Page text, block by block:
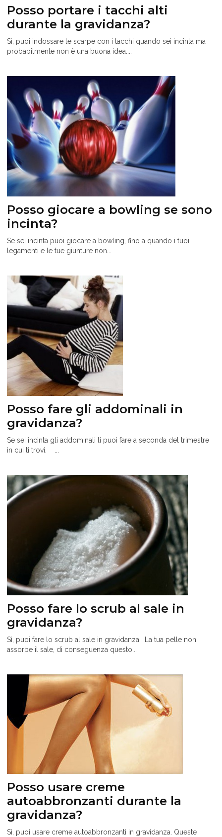
Posso portare i tacchi alti
durante la gravidanza?
Sì, puoi indossare le scarpe con i tacchi quando sei incinta ma
probabilmente non è una buona idea....
Posso giocare a bowling se sono
incinta?
Se sei incinta puoi giocare a bowling, fino a quando i tuoi
legamenti e le tue giunture non...
Posso fare gli addominali in
gravidanza?
Se sei incinta gli addominali li puoi fare a seconda del trimestre
in cui ti trovi. ...
Posso fare lo scrub al sale in
gravidanza?
Sì, puoi fare lo scrub al sale in gravidanza. La tua pelle non
assorbe il sale, di conseguenza questo...
Posso usare creme
autoabbronzanti durante la
gravidanza?
Sì, puoi usare creme autoabbronzanti in gravidanza. Queste